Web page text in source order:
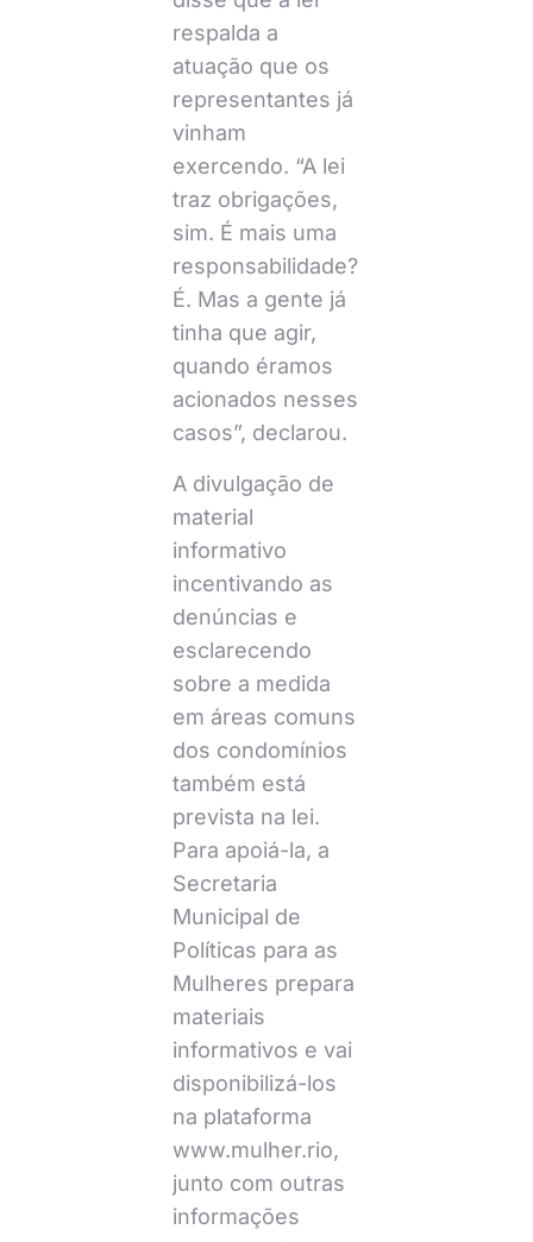
respalda a
atuação que os
representantes já
vinham
exercendo. “A lei
traz obrigações,
sim. É mais uma
responsabilidade?
É. Mas a gente já
tinha que agir,
quando éramos
acionados nesses
casos”, declarou.
A divulgação de
material
informativo
incentivando as
denúncias e
esclarecendo
sobre a medida
em áreas comuns
dos condomínios
também está
prevista na lei.
Para apoiá-la, a
Secretaria
Municipal de
Políticas para as
Mulheres prepara
materiais
informativos e vai
disponibilizá-los
na plataforma
www.mulher.rio,
junto com outras
informações